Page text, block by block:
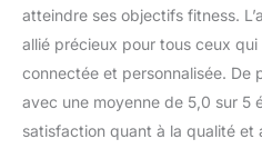
atteindre ses objectifs fitness.
allié précieux pour tous ceux
connectée et personnalisée. De
avec une moyenne de 5,0 sur 5
satisfaction quant à la qualité